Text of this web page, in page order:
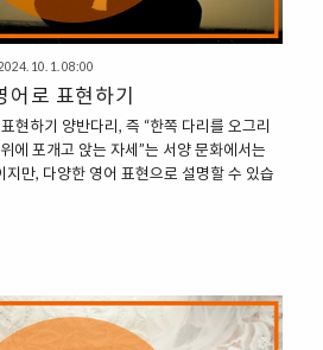
10. 1. 08:00
어로 표현하기
현하기 양반다리, 즉 “한쪽 다리를 오그리
에 포개고 앉는 자세”는 서양 문화에서는
지만, 다양한 영어 표현으로 설명할 수 있습
으로, 다리를 엇갈리게 앉는 자세를 설명
cross on the mat during yoga class.” (그
..